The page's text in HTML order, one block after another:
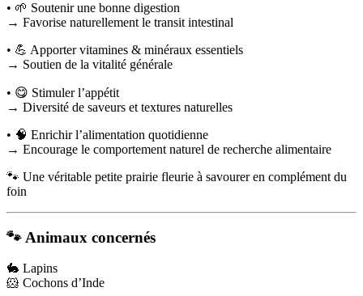
• 🌱 Soutenir une bonne digestion
→ Favorise naturellement le transit intestinal
• 💪 Apporter vitamines & minéraux essentiels
→ Soutien de la vitalité générale
• 😋 Stimuler l’appétit
→ Diversité de saveurs et textures naturelles
• 🧠 Enrichir l’alimentation quotidienne
→ Encourage le comportement naturel de recherche alimentaire
🐾 Une véritable petite prairie fleurie à savourer en complément du
foin
🐾 Animaux concernés
🐇 Lapins
🐹 Cochons d’Inde